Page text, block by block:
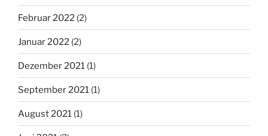
Februar 2022 (2)
Januar 2022 (2)
Dezember 2021 (1)
September 2021 (1)
August 2021 (1)